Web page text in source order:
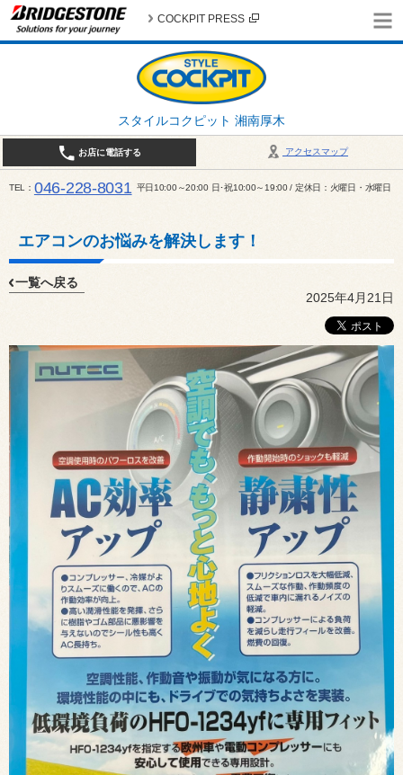
スタイルコクピット 湘南厚木
COCKPIT PRESS
アクセスマップ
お店に電話する
TEL 046-228-8031 平日10:00～20:00 日･祝10:00～19:00 / 定休日：火曜日・水曜日
エアコンのお悩みを解決します！
一覧へ戻る
2025年4月21日